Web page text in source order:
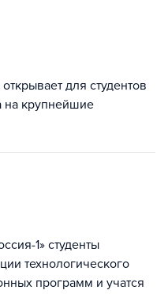
для студентов
на крупнейшие
1» студенты
технологического
программ и учатся